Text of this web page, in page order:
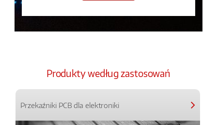
Produkty według zastosowań
Przekaźniki PCB dla elektroniki